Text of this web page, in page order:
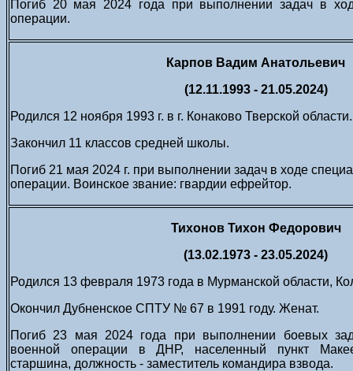
Погиб 20 мая 2024 года при выполнении задач в
операции.
Карпов Вадим Анатольевич
(12.11.1993 - 21.05.2024)
Родился 12 ноября 1993 г. в г. Конаково Тверской области.
Закончил 11 классов средней школы.
Погиб 21 мая 2024 г. при выполнении задач в ходе
операции. Воинское звание: гвардии ефрейтор.
Тихонов Тихон Федорович
(13.02.1973 - 23.05.2024)
Родился 13 февраля 1973 года в Мурманской области,
Окончил Дубненское СПТУ № 67 в 1991 году. Женат.
Погиб 23 мая 2024 года при выполнении боевых
военной операции в ДНР, населенный пункт
старшина, должность - заместитель командира взвода.